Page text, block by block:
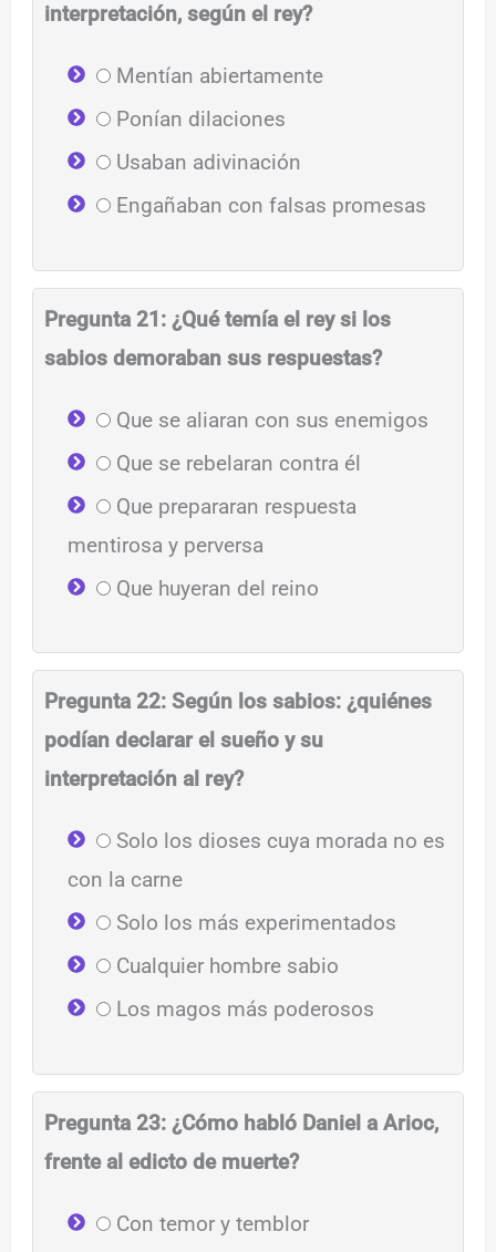
interpretación, según el rey?
Mentían abiertamente
Ponían dilaciones
Usaban adivinación
Engañaban con falsas promesas
Pregunta 21: ¿Qué temía el rey si los
sabios demoraban sus respuestas?
Que se aliaran con sus enemigos
Que se rebelaran contra él
Que prepararan respuesta
mentirosa y perversa
Que huyeran del reino
Pregunta 22: Según los sabios: ¿quiénes
podían declarar el sueño y su
interpretación al rey?
Solo los dioses cuya morada no es
con la carne
Solo los más experimentados
Cualquier hombre sabio
Los magos más poderosos
Pregunta 23: ¿Cómo habló Daniel a Arioc,
frente al edicto de muerte?
Con temor y temblor